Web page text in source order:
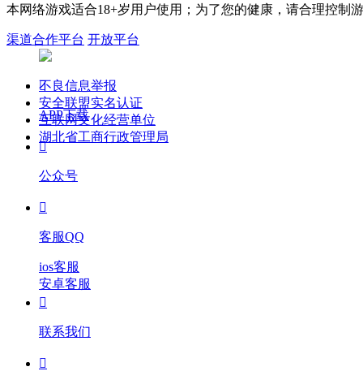
本网络游戏适合18+岁用户使用；为了您的健康，请合理控制
渠道合作平台 开放平台
不良信息举报
安全联盟实名认证
互联网文化经营单位
湖北省工商行政管理局

APP下载

公众号

客服QQ
ios客服
安卓客服

联系我们
